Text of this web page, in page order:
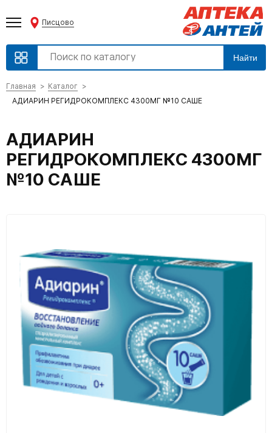
Писцово
Найти
Главная
Каталог
АДИАРИН РЕГИДРОКОМПЛЕКС 4300МГ №10 САШЕ
АДИАРИН
РЕГИДРОКОМПЛЕКС 4300МГ
№10 САШЕ